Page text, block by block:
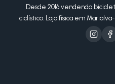
Desde 2016 vendendo
ciclístico. Loja física em